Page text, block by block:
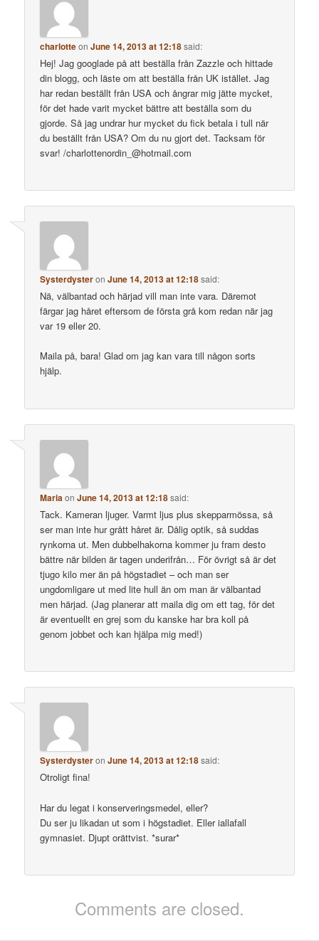
charlotteonJune 14, 2013 at 12:18said:
Hej! Jag googlade på att beställa från Zazzle och hittade
din blogg, och läste om att beställa från UK istället. Jag
har redan beställt från USA och ångrar mig jätte mycket,
för det hade varit mycket bättre att beställa som du
gjorde. Så jag undrar hur mycket du fick betala i tull när
du beställt från USA? Om du nu gjort det. Tacksam för
svar! /charlottenordin_@hotmail.com
SysterdysteronJune 14, 2013 at 12:18said:
Nä, välbantad och härjad vill man inte vara. Däremot
färgar jag håret eftersom de första grå kom redan när jag
var 19 eller 20.
Maila på, bara! Glad om jag kan vara till någon sorts
hjälp.
MariaonJune 14, 2013 at 12:18said:
Tack. Kameran ljuger. Varmt ljus plus skepparmössa, så
ser man inte hur grått håret är. Dålig optik, så suddas
rynkorna ut. Men dubbelhakorna kommer ju fram desto
bättre när bilden är tagen underifrån… För övrigt så är det
tjugo kilo mer än på högstadiet – och man ser
ungdomligare ut med lite hull än om man är välbantad
men härjad. (Jag planerar att maila dig om ett tag, för det
är eventuellt en grej som du kanske har bra koll på
genom jobbet och kan hjälpa mig med!)
SysterdysteronJune 14, 2013 at 12:18said:
Otroligt fina!
Har du legat i konserveringsmedel, eller?
Du ser ju likadan ut som i högstadiet. Eller iallafall
gymnasiet. Djupt orättvist. *surar*
Comments are closed.